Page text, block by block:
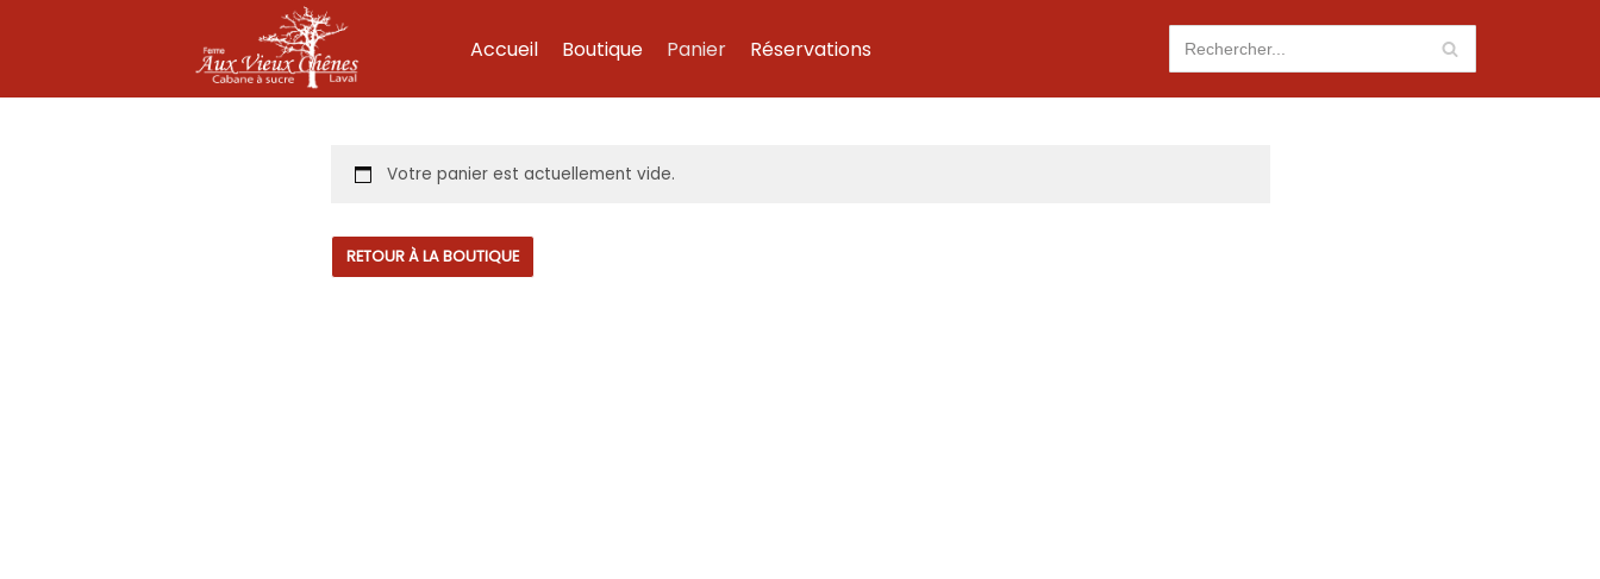
au
Accueil Boutique Panier Réservations
Votre panier est actuellement vide.
RETOUR À LA BOUTIQUE